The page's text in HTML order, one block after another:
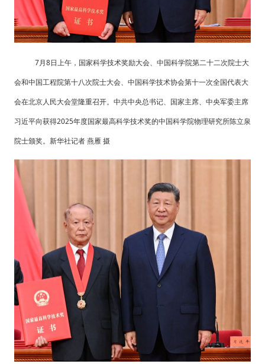
7月8日上午，国家科学技术奖励大会、中国科学院第二十二次院士大
会和中国工程院第十八次院士大会、中国科学技术协会第十一次全国代表大
会在北京人民大会堂隆重召开。中共中央总书记、国家主席、中央军委主席
习近平向获得2025年度国家最高科学技术奖的中国科学院物理研究所陈立泉
院士颁奖。新华社记者 燕雁 摄